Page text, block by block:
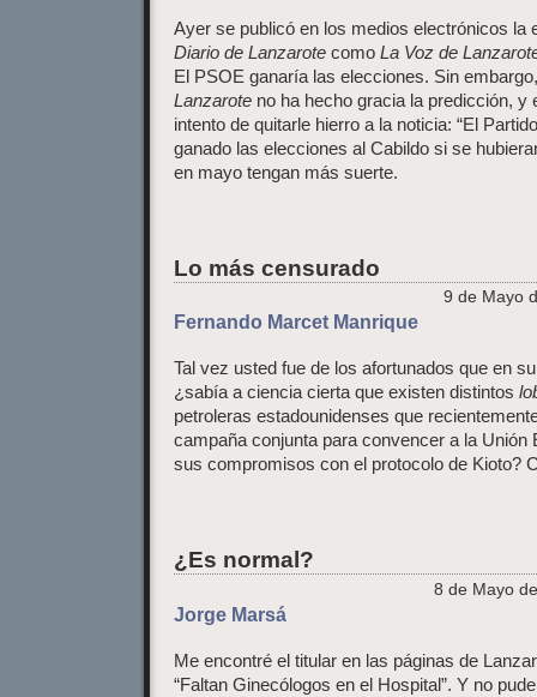
Ayer se publicó en los medios electrónicos la
Diario de Lanzarote como La Voz de
El PSOE ganaría las elecciones. Sin
Lanzarote no ha hecho gracia la predicción, y
intento de quitarle hierro a la noticia: “El
ganado las elecciones al Cabildo si se
en mayo tengan más suerte.
Lo más censurado
9 de Mayo
Fernando Marcet Manrique
Tal vez usted fue de los afortunados que en
¿sabía a ciencia cierta que existen distintos
petroleras estadounidenses que
campaña conjunta para convencer a la Unión
sus compromisos con el protocolo de Kioto?
¿Es normal?
8 de Mayo
Jorge Marsá
Me encontré el titular en las páginas de
“Faltan Ginecólogos en el Hospital”. Y no